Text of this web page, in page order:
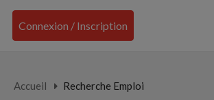
Connexion / Inscription
Accueil Recherche Emploi